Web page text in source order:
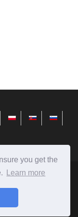
you get the
Learn more
és hasonlók